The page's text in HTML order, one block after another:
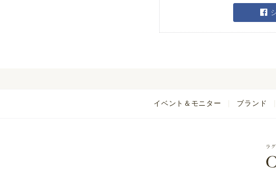
イベント＆モニター ブランド